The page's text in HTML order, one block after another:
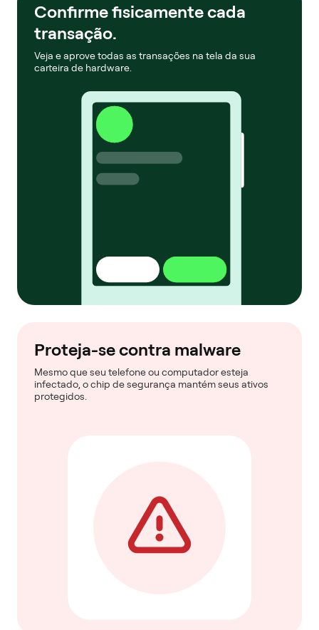
Confirme fisicamente cada
transação.
Veja e aprove todas as transações na tela da sua
carteira de hardware.
Proteja-se contra malware
Mesmo que seu telefone ou computador esteja
infectado, o chip de segurança mantém seus ativos
protegidos.